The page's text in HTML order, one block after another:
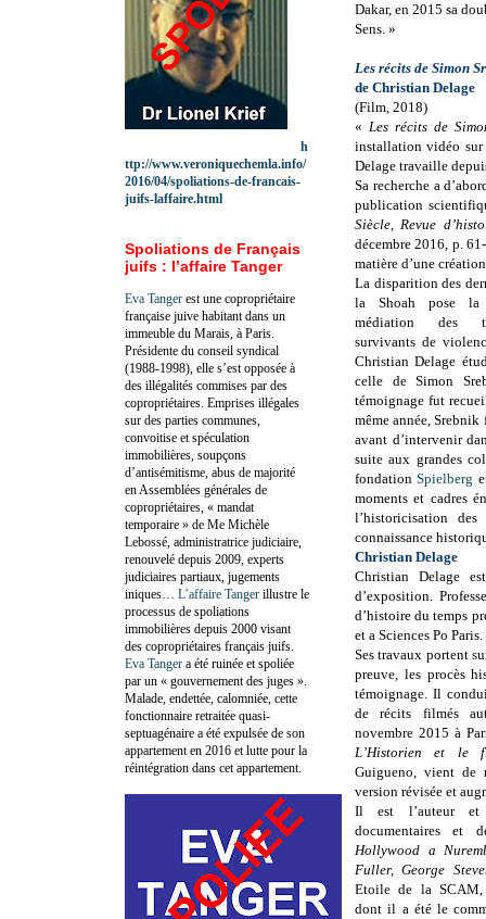
Dakar, en 2015 sa
Sens. »
Les récits de Simon
de Christian Delage
(Film, 2018)
« Les récits de
installation vidéo
Delage travaille
Sa recherche a
publication
Siècle, Revue
décembre 2016, p.
matière d’une
La disparition des
la Shoah pose
médiation des
survivants de
Christian Delage
celle de Simon
témoignage fut
même année,
avant d’intervenir
suite aux grandes
fondationSpielberg
moments et cadres
l’historicisation
connaissance
Christian Delage
Christian Delage
d’exposition.
d’histoire du temps
et a Sciences Po Paris.
Ses travaux portent
preuve, les procès
témoignage. Il
de récits filmés
novembre 2015 à
L’Historien et le
Guigueno, vient de
version révisée et
Il est l’auteur
documentaires
Hollywood a
Fuller, George
Etoile de la SCAM,
dont il a été le
h
ttp://www.veroniquechemla.info/
2016/04/spoliations-de-francais-
juifs-laffaire.html
Spoliations de Français
juifs : l’affaire Tanger
Eva Tanger est une copropriétaire
française juive habitant dans un
immeuble du Marais, à Paris.
Présidente du conseil syndical
(1988-1998), elle s’est opposée à
des illégalités commises par des
copropriétaires. Emprises illégales
sur des parties communes,
convoitise et spéculation
immobilières, soupçons
d’antisémitisme, abus de majorité
en Assemblées générales de
copropriétaires, « mandat
temporaire » de Me Michèle
Lebossé, administratrice judiciaire,
renouvelé depuis 2009, experts
judiciaires partiaux, jugements
iniques… L’affaire Tanger illustre le
processus de spoliations
immobilières depuis 2000 visant
des copropriétaires français juifs.
Eva Tanger a été ruinée et spoliée
par un « gouvernement des juges ».
Malade, endettée, calomniée, cette
fonctionnaire retraitée quasi-
septuagénaire a été expulsée de son
appartement en 2016 et lutte pour la
réintégration dans cet appartement.